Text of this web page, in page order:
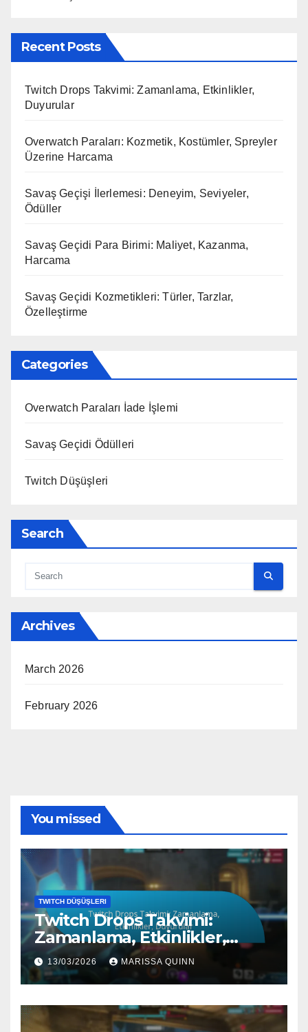
Recent Posts
Twitch Drops Takvimi: Zamanlama, Etkinlikler,
Duyurular
Overwatch Paraları: Kozmetik, Kostümler, Spreyler
Üzerine Harcama
Savaş Geçişi İlerlemesi: Deneyim, Seviyeler,
Ödüller
Savaş Geçidi Para Birimi: Maliyet, Kazanma,
Harcama
Savaş Geçidi Kozmetikleri: Türler, Tarzlar,
Özelleştirme
Categories
Overwatch Paraları İade İşlemi
Savaş Geçidi Ödülleri
Twitch Düşüşleri
Search
Archives
March 2026
February 2026
You missed
TWITCH DÜŞÜŞLERI
Twitch Drops Takvimi:
Zamanlama, Etkinlikler,
Duyurular
13/03/2026 MARISSA QUINN